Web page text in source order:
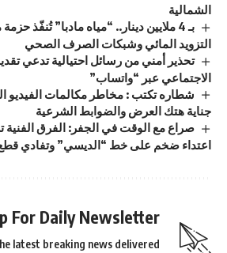
الشمالية
بـ 4 ملايين دينار.. “مياه مادبا” تُنفّذ
التزويد المائي وشبكات الصرف الصحي
تحذير أمني من رسائل احتيالية تدعي
الاجتماعي عبر “واتساب”
شطاره تكتب : مخاطر مكالمات الفيديو
جناية هتك العرض والضوابط الشرعية
صراع مع الوقت في الجفر: الفرق الفنية
اعتداء ضخم على خط “الديسي” وتفادي قطع
For Daily Newsletter
latest breaking news delivered